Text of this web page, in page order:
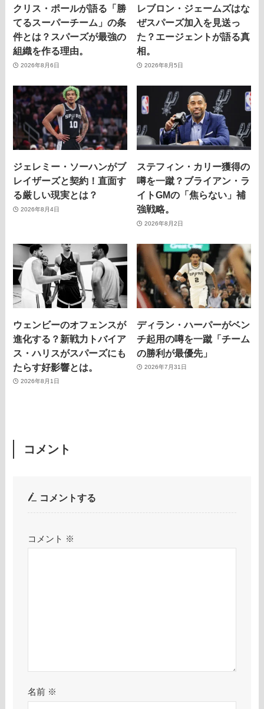
クリス・ポールが語る「勝
てるスーパーチーム」の条
件とは？スパーズが最強の
組織を作る理由。
2026年8月6日
レブロン・ジェームズはな
ぜスパーズ加入を見送っ
た？エージェントが語る真
相。
2026年8月5日
ジェレミー・ソーハンがブ
レイザーズと契約！直面す
る厳しい現実とは？
2026年8月4日
ステフィン・カリー獲得の
噂を一蹴？ブライアン・ラ
イトGMの「焦らない」補
強戦略。
2026年8月2日
ウェンビーのオフェンスが
進化する？新戦力トバイア
ス・ハリスがスパーズにも
たらす好影響とは。
2026年8月1日
ディラン・ハーパーがベン
チ起用の噂を一蹴「チーム
の勝利が最優先」
2026年7月31日
コメント
コメントする
コメント ※
名前 ※